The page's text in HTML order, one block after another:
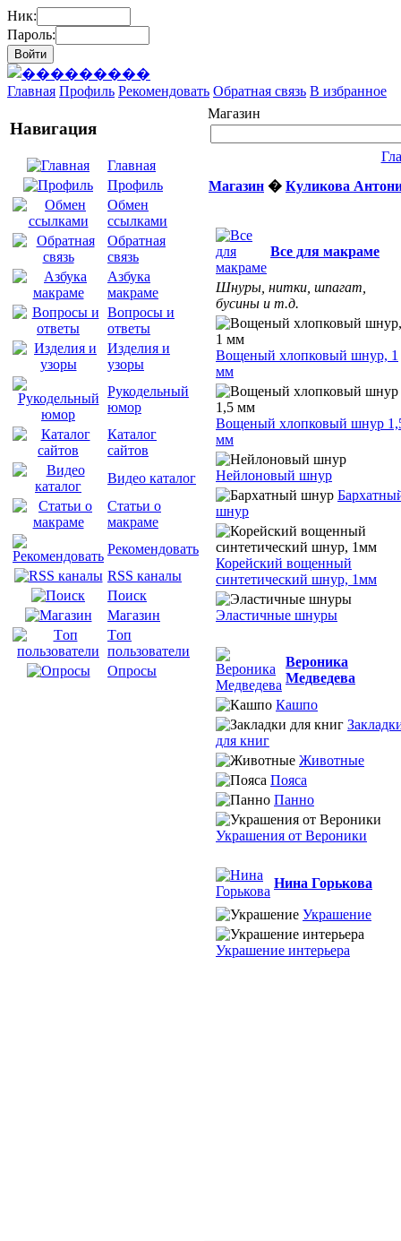
Ник:
Пароль:
Главная Профиль Рекомендовать Обратная связь В избранное
Навигация
Главная
Профиль
Обмен
ссылками
Обратная
связь
Азбука
макраме
Вопросы и
ответы
Изделия и
узоры
Рукодельный
юмор
Каталог
сайтов
Видео каталог
Статьи о
макраме
Рекомендовать
RSS каналы
Поиск
Магазин
Tоп
пользователи
Опросы
Магазин
Магазин � Куликова
Все для макраме
Шнуры, нитки, шпагат,
бусины и т.д.
Вощеный хлопковый шнур, 1
мм
Вощеный хлопковый шнур
мм
Нейлоновый шнур
шнур
Корейский вощенный
синтетический шнур, 1мм
Эластичные шнуры
Вероника
Медведева
Кашпо
для книг
Животные
Пояса
Панно
Украшения от Вероники
Нина Горькова
Украшение
Украшение интерьера